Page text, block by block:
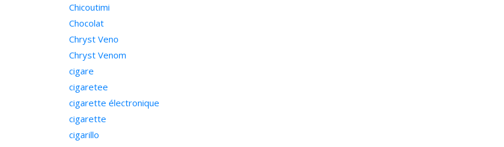
Chicoutimi
Chocolat
Chryst Veno
Chryst Venom
cigare
cigaretee
cigarette électronique
cigarette
cigarillo